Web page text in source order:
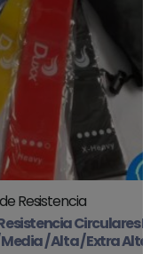
Resistencia
Circulares Extra
/ Alta / Extra Alta